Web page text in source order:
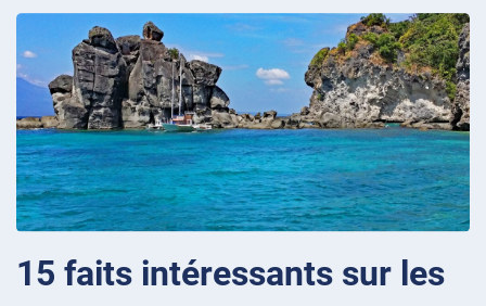
15 faits intéressants sur les